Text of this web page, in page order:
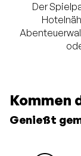
Der
Kommen
Genießt